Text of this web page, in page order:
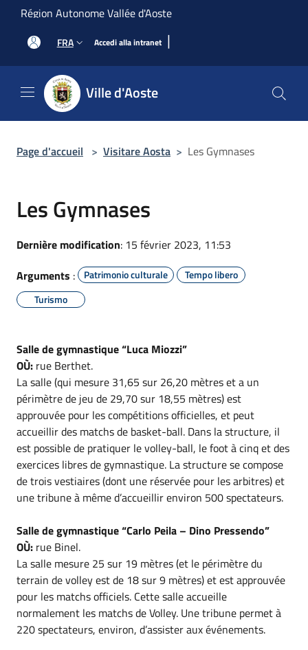
Salta al contenuto principale
Région Autonome Vallée d'Aoste
FRA Accedi alla intranet |
Ville d'Aoste
Page d'accueil > Visitare Aosta > Les Gymnases
Les Gymnases
Dernière modification: 15 février 2023, 11:53
Arguments : Patrimonio culturale
Tempo libero
Turismo
Salle de gymnastique “Luca Miozzi”
OÙ: rue Berthet.
La salle (qui mesure 31,65 sur 26,20 mètres et a un
périmètre de jeu de 29,70 sur 18,55 mètres) est
approuvée pour les compétitions officielles, et peut
accueillir des matchs de basket-ball. Dans la structure, il
est possible de pratiquer le volley-ball, le foot à cinq et des
exercices libres de gymnastique. La structure se compose
de trois vestiaires (dont une réservée pour les arbitres) et
une tribune à même d’accueillir environ 500 spectateurs.
Salle de gymnastique “Carlo Peila – Dino Pressendo”
OÙ: rue Binel.
La salle mesure 25 sur 19 mètres (et le périmètre du
terrain de volley est de 18 sur 9 mètres) et est approuvée
pour les matchs officiels. Cette salle accueille
normalement les matchs de Volley. Une tribune permet à
220 spectateurs, environ, d’assister aux événements.